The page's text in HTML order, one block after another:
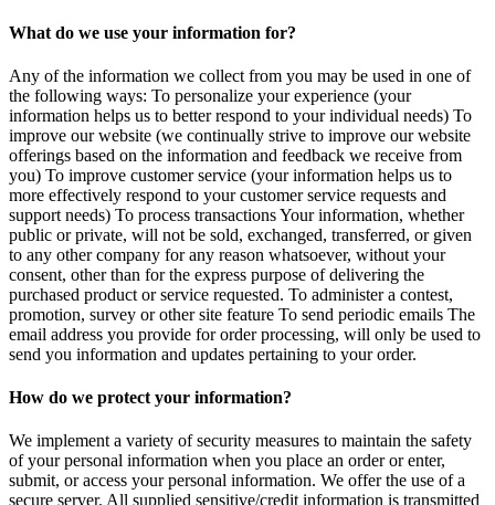
What do we use your information for?
Any of the information we collect from you may be used in one of
the following ways: To personalize your experience (your
information helps us to better respond to your individual needs) To
improve our website (we continually strive to improve our website
offerings based on the information and feedback we receive from
you) To improve customer service (your information helps us to
more effectively respond to your customer service requests and
support needs) To process transactions Your information, whether
public or private, will not be sold, exchanged, transferred, or given
to any other company for any reason whatsoever, without your
consent, other than for the express purpose of delivering the
purchased product or service requested. To administer a contest,
promotion, survey or other site feature To send periodic emails The
email address you provide for order processing, will only be used to
send you information and updates pertaining to your order.
How do we protect your information?
We implement a variety of security measures to maintain the safety
of your personal information when you place an order or enter,
submit, or access your personal information. We offer the use of a
secure server. All supplied sensitive/credit information is transmitted